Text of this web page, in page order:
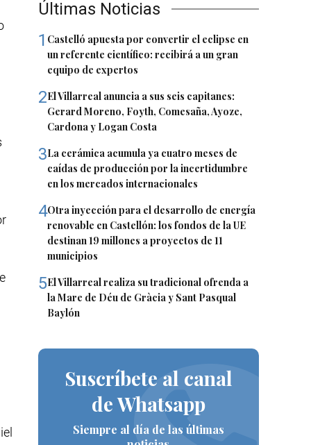
Últimas Noticias
1 Castelló apuesta por convertir el eclipse en
un referente científico: recibirá a un gran
equipo de expertos
2El Villarreal anuncia a sus seis capitanes:
Gerard Moreno, Foyth, Comesaña, Ayoze,
Cardona y Logan Costa
3La cerámica acumula ya cuatro meses de
caídas de producción por la incertidumbre
en los mercados internacionales
4Otra inyección para el desarrollo de energía
renovable en Castellón: los fondos de la UE
destinan 19 millones a proyectos de 11
municipios
5El Villarreal realiza su tradicional ofrenda a
la Mare de Déu de Gràcia y Sant Pasqual
Baylón
Suscríbete al canal
de Whatsapp
Siempre al día de las últimas